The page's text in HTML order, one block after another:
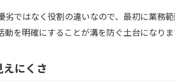
劣ではなく役割の違いなので、最初に業務
を明確にすることが溝を防ぐ土台になりま
にくさ